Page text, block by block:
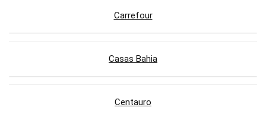
Carrefour
Casas Bahia
Centauro